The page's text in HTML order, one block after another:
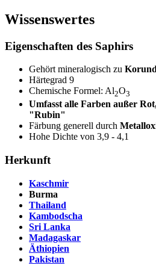
Wissenswertes
Eigenschaften des Saphirs
Gehört mineralogisch zu Korund
Härtegrad 9
Chemische Formel: Al2O3
Umfasst alle Farben außer
"Rubin"
Färbung generell durch
Hohe Dichte von 3,9 - 4,1
Herkunft
Kaschmir
Burma
Thailand
Kambodscha
Sri Lanka
Madagaskar
Äthiopien
Pakistan